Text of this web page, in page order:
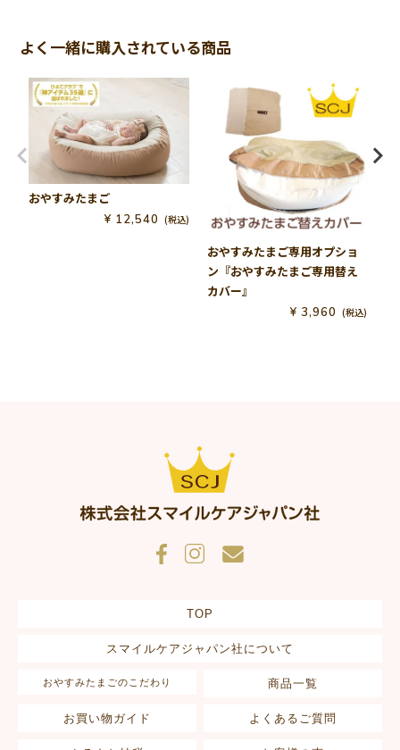
りますが、徐々に子供も慣れてきたのか、寝れる頻度が増え
ことを期待しています。
・おやすみたまごがあるとどこでも寝かしつけができます。
家事をする際にリビングで寝かせるなどもできるので、使い
勝手がいいなと感じました。
・商品ページの紹介でもありますが、夏場は対策が必要だと
思います。私の子どもが汗っかきなのかもしれませんが、室
温25〜26℃でひんやり防水シーツを敷き、薄手の掛物をして2
時間ほど寝ていたら背中が汗でびっしょりになっていまし
た。商品ページにあるように赤ちゃん用の保冷ジェルを活用
したり、追加で保冷用シーツを引いたりするのがよいと思い
非公開
2人目妊娠中にプレママイベントでおやすみたまごを知り購入
させてもらったが、あまり寝てくれない。
よく一緒に購入されている商品
おやすみたまご
¥ 12,540 税込
おやすみたまご専用オプショ
ン『おやすみたまご専用替え
カバー』
¥ 3,960 税込
TOP
スマイルケアジャパン社について
おやすみたまごのこだわり 商品一覧
お買い物ガイド よくあるご質問